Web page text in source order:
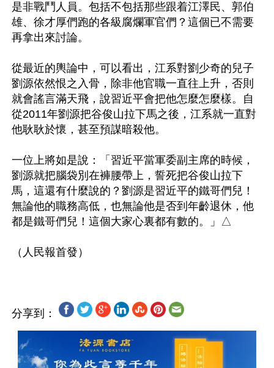
是非戰鬥人員。包括不包括那些跟着江澤民、郭伯
雄、徐才厚們跑的各級腐爛軍官們？這個已不需要
再拿出來討論。
從最近的輿論中，可以看出，江系對劉少奇的兒子
劉源依然恨之入骨，除非他官職一直往上升，否則
就會謠言滿天飛，說習近平會把他怎麼怎麼樣。自
從2011年劉源把谷俊山拉下馬之後，江系就一直對
他耿耿於懷，甚至預謀暗殺他。
一位上將如是說：「習近平當軍委副主席的時候，
劉源就把腦袋別在褲腰帶上，誓死把谷俊山拉下
馬，這還有什麼說的？劉源是習近平的鐵哥們兒！
無論他的職務高低，也無論他是否到年齡退休，他
都是鐵哥們兒！這個大家心裏都有數的。」△
分享到：